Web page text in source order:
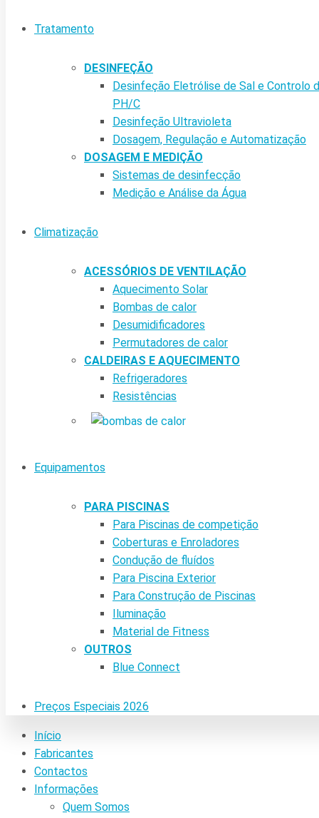
Tratamento
DESINFEÇÃO
Desinfeção Eletrólise de Sal e Controlo
PH/C
Desinfeção Ultravioleta
Dosagem, Regulação e Automatização
DOSAGEM E MEDIÇÃO
Sistemas de desinfecção
Medição e Análise da Água
Climatização
ACESSÓRIOS DE VENTILAÇÃO
Aquecimento Solar
Bombas de calor
Desumidificadores
Permutadores de calor
CALDEIRAS E AQUECIMENTO
Refrigeradores
Resistências
Equipamentos
PARA PISCINAS
Para Piscinas de competição
Coberturas e Enroladores
Condução de fluídos
Para Piscina Exterior
Para Construção de Piscinas
Iluminação
Material de Fitness
OUTROS
Blue Connect
Preços Especiais 2026
Início
Fabricantes
Contactos
Informações
Quem Somos